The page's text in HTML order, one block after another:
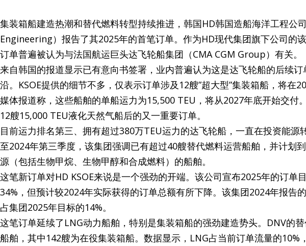
集装箱船建造热潮和替代燃料转型持续推进，韩国HD韩国造船海洋工程
Engineering）报告了其2025年的首笔订单。作为HD现代集团旗下公司的
订单普遍被认为与法国航运巨头达飞轮船集团（CMA CGM Group）有关。
来自韩国的报道显示已有意向书签署，业内普遍认为这是达飞轮船的后续
沿。KSOE提供的细节不多，仅表示订单涉及12艘”超大型”集装箱船，将在
媒体报道称，这些船舶的单船运力为15,500 TEU，将从2027年底开始交付
12艘15,000 TEU液化天然气船后的又一重要订单。
目前运力排名第三、拥有超过380万TEU运力的达飞轮船，一直在投资能
至2024年第三季度，该集团强调已有超过40艘替代燃料运营船舶，并计划
源（包括生物甲烷、生物甲醇和合成燃料）的船舶。
这笔新订单对HD KSOE来说是一个强劲的开端。该公司宣布2025年的订单
34%，但预计较2024年实际获得的订单总额有所下降。该集团2024年报告
占集团2025年目标的14%。
这笔订单延续了LNG动力船舶，特别是集装箱船的强劲建造势头。DNV的
船舶，其中142艘为在役集装箱船。数据显示，LNG占当前订单流量的